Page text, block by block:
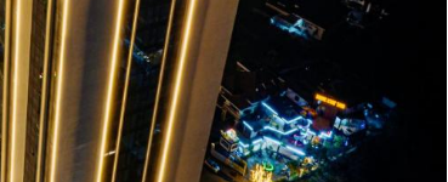
Long Hotel
Hạ Long